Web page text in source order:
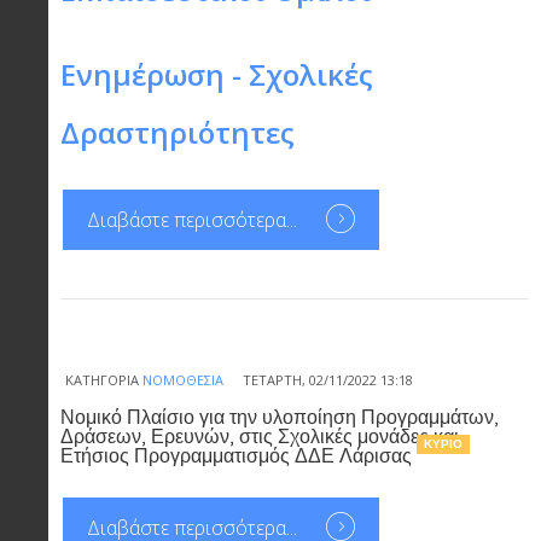
Ενημέρωση - Σχολικές
Δραστηριότητες
Διαβάστε περισσότερα...
ΚΑΤΗΓΟΡΊΑ ΝΟΜΟΘΕΣΊΑ ΤΕΤΆΡΤΗ, 02/11/2022 13:18
Νομικό Πλαίσιο για την υλοποίηση Προγραμμάτων,
Δράσεων, Ερευνών, στις Σχολικές μονάδες και
Ετήσιος Προγραμματισμός ΔΔΕ Λάρισας
ΚΎΡΙΟ
Διαβάστε περισσότερα...